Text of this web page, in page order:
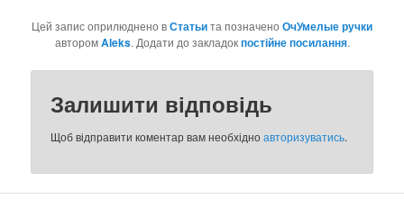
Цей запис оприлюднено вСтатьита позначено ОчУмелые ручки
авторомAleks. Додати до закладокпостійне посилання.
Залишити відповідь
Щоб відправити коментар вам необхідноавторизуватись.